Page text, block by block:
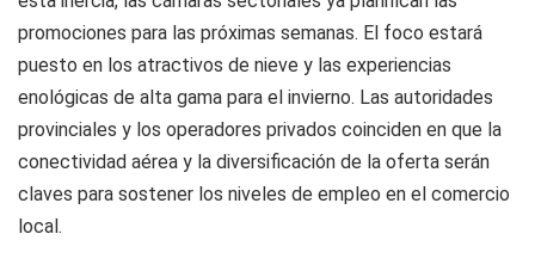
promociones para las próximas semanas. El foco estará
puesto en los atractivos de nieve y las experiencias
enológicas de alta gama para el invierno. Las autoridades
provinciales y los operadores privados coinciden en que la
conectividad aérea y la diversificación de la oferta serán
claves para sostener los niveles de empleo en el comercio
local.